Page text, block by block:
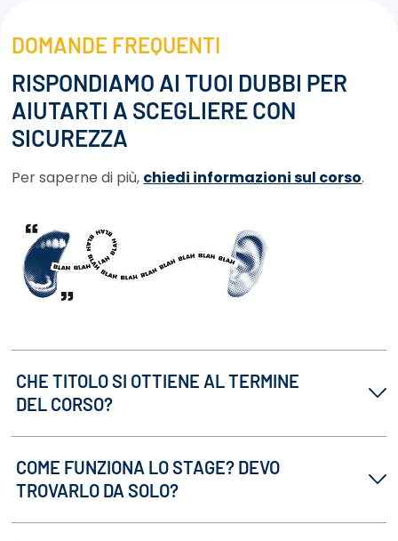
DOMANDE FREQUENTI
RISPONDIAMO AI TUOI DUBBI PER
AIUTARTI A SCEGLIERE CON
SICUREZZA
Per saperne di più, chiedi informazioni sul corso.
CHE TITOLO SI OTTIENE AL TERMINE
DEL CORSO?
COME FUNZIONA LO STAGE? DEVO
TROVARLO DA SOLO?